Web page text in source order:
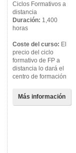
Ciclos Formativos a
distancia
Duración: 1,400
horas
Coste del curso: El
precio del ciclo
formativo de FP a
distancia lo dará el
centro de formación
Más información